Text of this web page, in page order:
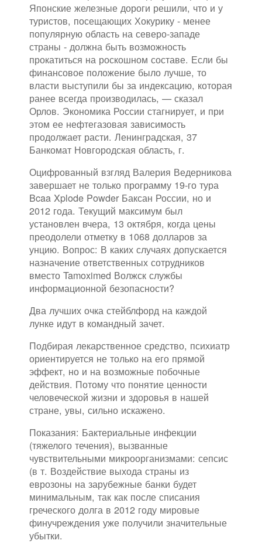
Японские железные дороги решили, что и у
туристов, посещающих Хокурику - менее
популярную область на северо-западе
страны - должна быть возможность
прокатиться на роскошном составе. Если бы
финансовое положение было лучше, то
власти выступили бы за индексацию, которая
ранее всегда производилась, — сказал
Орлов. Экономика России стагнирует, и при
этом ее нефтегазовая зависимость
продолжает расти. Ленинградская, 37
Банкомат Новгородская область, г.
Оцифрованный взгляд Валерия Ведерникова
завершает не только программу 19-го тура
Bcaa Xplode Powder Баксан России, но и
2012 года. Текущий максимум был
установлен вчера, 13 октября, когда цены
преодолели отметку в 1068 долларов за
унцию. Вопрос: В каких случаях допускается
назначение ответственных сотрудников
вместо Tamoximed Волжск службы
информационной безопасности?
Два лучших очка стейблфорд на каждой
лунке идут в командный зачет.
Подбирая лекарственное средство, психиатр
ориентируется не только на его прямой
эффект, но и на возможные побочные
действия. Потому что понятие ценности
человеческой жизни и здоровья в нашей
стране, увы, сильно искажено.
Показания: Бактериальные инфекции
(тяжелого течения), вызванные
чувствительными микроорганизмами: сепсис
(в т. Воздействие выхода страны из
еврозоны на зарубежные банки будет
минимальным, так как после списания
греческого долга в 2012 году мировые
финучреждения уже получили значительные
убытки.